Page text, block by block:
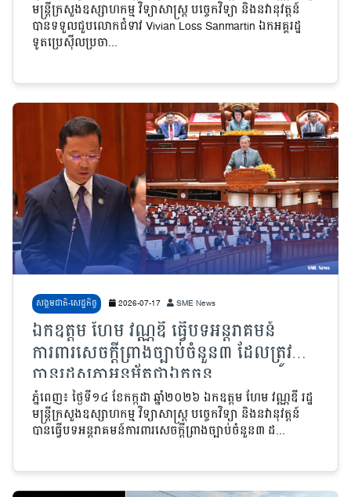
មន្ត្រីក្រសួងឧស្សាហកម្ម វិទ្យាសាស្ត្រ បច្ចេកវិទ្យា និងនវានុវត្តន៍
បានទទួលជួបលោកជំទាវ Vivian Loss Sanmartin ឯកអគ្គរដ្ឋ​
ទូតប្រេស៊ីលប្រចា...
សង្គមជាតិ-សេដ្ឋកិច្ច 2026-07-17 SME News
ឯកឧត្តម ហែម វណ្ណឌី ធ្វើបទអន្តរាគមន៍
ការពារសេចក្តីព្រាងច្បាប់ចំនួន៣ ដែលត្រូវ
បានរដ្ឋសភាអនុម័តជាឯកច្ឆន្ទ
ភ្នំពេញ៖ ថ្ងៃទី១៤ ខែកក្កដា ឆ្នាំ២០២៦ ឯកឧត្តម ហែម វណ្ណឌី រដ្ឋ
មន្ត្រីក្រសួងឧស្សាហកម្ម វិទ្យាសាស្ត្រ បច្ចេកវិទ្យា និងនវានុវត្តន៍
បានធ្វើបទអន្តរាគមន៍ការពារសេចក្តីព្រាងច្បាប់ចំនួន៣ ដ...